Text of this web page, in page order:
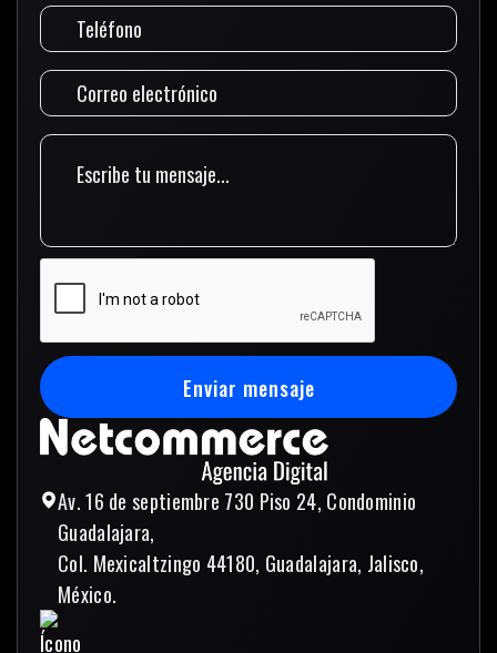
Av. 16 de septiembre 730 Piso 24, Condominio
Guadalajara,
Col. Mexicaltzingo 44180, Guadalajara, Jalisco,
México.
Enviar mensaje
Enviar mensaje